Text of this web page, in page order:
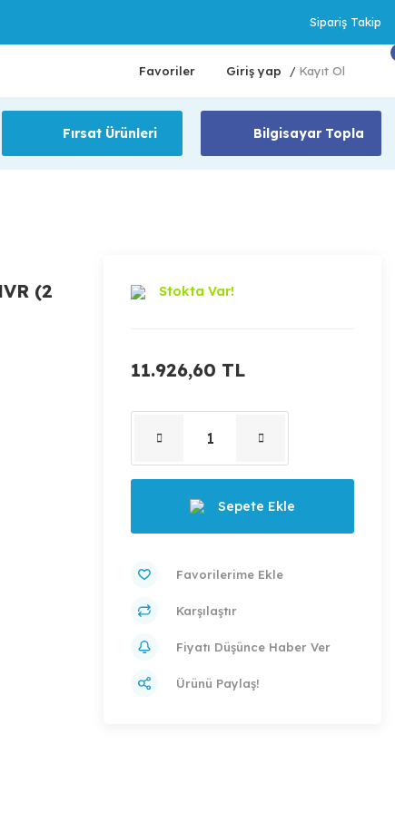
Sipariş Takip
Favoriler Giriş yap / Kayıt Ol
Fırsat Ürünleri Bilgisayar Topla
(2
Stokta Var!
11.926,60 TL
Sepete Ekle
Karşılaştır
Fiyatı Düşünce Haber Ver
Ürünü Paylaş!